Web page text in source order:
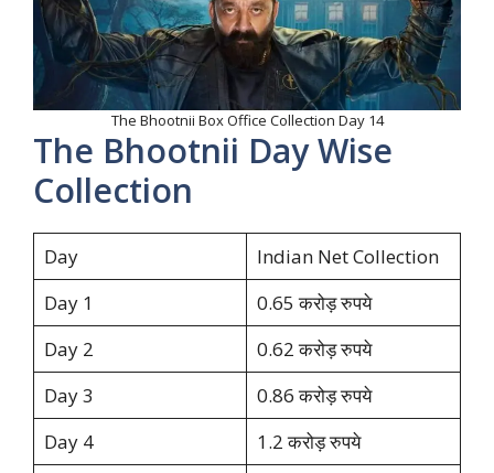
The Bhootnii Box Office Collection Day 14
The Bhootnii Day Wise
Collection
Day
Indian Net Collection
Day 1
0.65 करोड़ रुपये
Day 2
0.62 करोड़ रुपये
Day 3
0.86 करोड़ रुपये
Day 4
1.2 करोड़ रुपये